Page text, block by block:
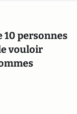
10 personnes
vouloir